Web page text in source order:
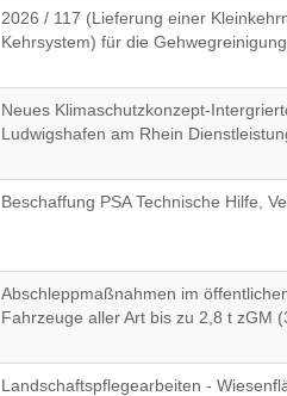
2026 / 117 (Lieferung einer
Kehrsystem) für die
Neues Klimaschutzkonzept-
Ludwigshafen am Rhein
Beschaffung PSA Technische Hilfe,
Abschleppmaßnahmen im
Fahrzeuge aller Art bis zu 2,8 t zGM
Landschaftspflegearbeiten -